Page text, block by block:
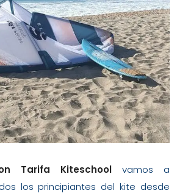
Tarifa Kiteschool vamos a
los principiantes del kite desde